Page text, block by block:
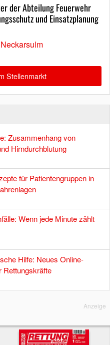
der Abteilung Feuerwehr
und Einsatzplanung
Stellenmarkt
Zusammenhang von
Hirndurchblutung
für Patientengruppen in
Wenn jede Minute zählt
Hilfe: Neues Online-
Rettungskräfte
Anzeige